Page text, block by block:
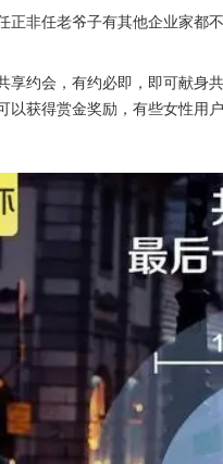
正非任老爷子有其他企业家都
享约会，有约必即，即可献身
以获得赏金奖励，有些女性用